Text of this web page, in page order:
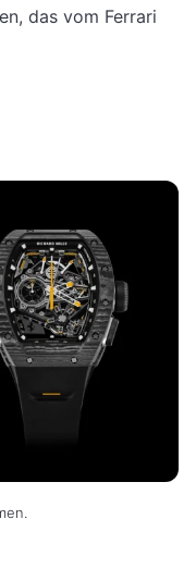
das vom Ferrari